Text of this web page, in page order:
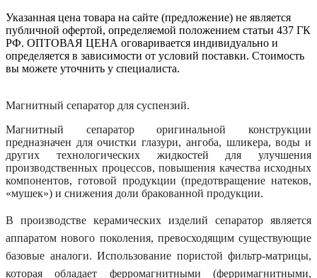
Указанная цена товара на сайте (предложение) не является
публичной офертой, определяемой положением статьи 437 ГК
РФ. ОПТОВАЯ ЦЕНА оговаривается индивидуально и
определяется в зависимости от условий поставки. Стоимость
вы можете уточнить у специалиста.
Магнитный сепаратор для суспензий.
Магнитный сепаратор оригинальной конструкции
предназначен для очистки глазури, ангоба, шликера, воды и
других технологических жидкостей для улучшения
производственных процессов, повышения качества исходных
компонентов, готовой продукции (предотвращение натеков,
«мушек») и снижения доли бракованной продукции.
В производстве керамических изделий сепаратор является
аппаратом нового поколения, превосходящим существующие
базовые аналоги. Использование пористой фильтр-матрицы,
которая обладает ферромагнитными (ферримагнитными,